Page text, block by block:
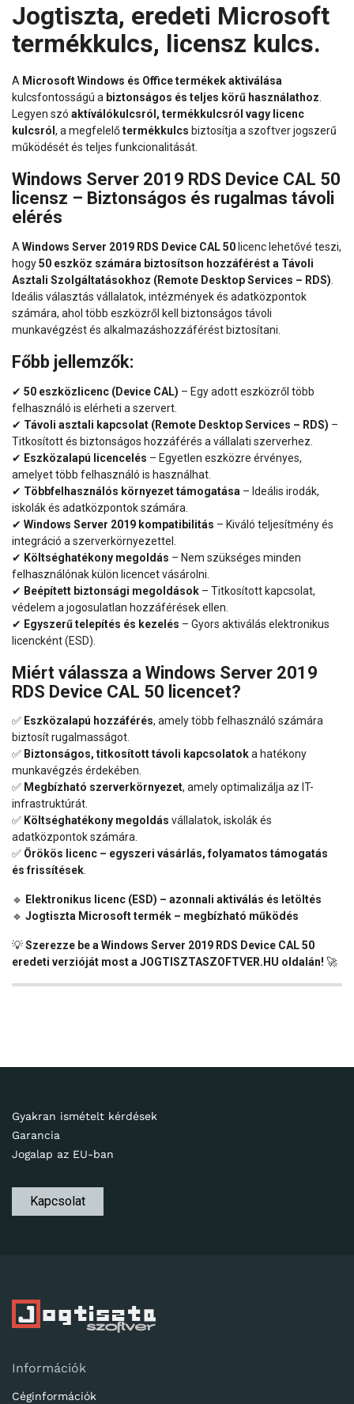
Jogtiszta, eredeti Microsoft
termékkulcs, licensz kulcs.
A Microsoft Windows és Office termékek aktiválása
kulcsfontosságú a biztonságos és teljes körű használathoz
Legyen szó aktíválókulcsról, termékkulcsról vagy licenc
kulcsról , a megfelelőtermékkulcs biztosítja a szoftver jogszerű
működését és teljes funkcionalitását.
Windows Server 2019 RDS Device CAL 50
licensz – Biztonságos és rugalmas távoli
elérés
A Windows Server 2019 RDS Device CAL 50 licenc lehetővé teszi,
hogy50 eszköz számára biztosítson hozzáférést a Távoli
Asztali Szolgáltatásokhoz (Remote Desktop Services – RDS)
Ideális választás vállalatok, intézmények és adatközpontok
számára, ahol több eszközről kell biztonságos távoli
munkavégzést és alkalmazáshozzáférést biztosítani.
Főbb jellemzők:
✔ 50 eszközlicenc (Device CAL) – Egy adott eszközről több
felhasználó is elérheti a szervert.
✔ Távoli asztali kapcsolat (Remote Desktop Services – RDS) –
Titkosított és biztonságos hozzáférés a vállalati szerverhez.
✔ Eszközalapú licencelés – Egyetlen eszközre érvényes,
amelyet több felhasználó is használhat.
✔ Többfelhasználós környezet támogatása – Ideális irodák,
iskolák és adatközpontok számára.
✔ Windows Server 2019 kompatibilitás – Kiváló teljesítmény és
integráció a szerverkörnyezettel.
✔ Költséghatékony megoldás – Nem szükséges minden
felhasználónak külön licencet vásárolni.
✔ Beépített biztonsági megoldások – Titkosított kapcsolat,
védelem a jogosulatlan hozzáférések ellen.
✔ Egyszerű telepítés és kezelés – Gyors aktiválás elektronikus
licencként (ESD).
Miért válassza a Windows Server 2019
RDS Device CAL 50 licencet?
✅ Eszközalapú hozzáférés, amely több felhasználó számára
biztosít rugalmasságot.
✅ Biztonságos, titkosított távoli kapcsolatoka hatékony
munkavégzés érdekében.
✅ Megbízható szerverkörnyezet, amely optimalizálja az IT-
infrastruktúrát.
✅ Költséghatékony megoldás vállalatok, iskolák és
adatközpontok számára.
✅ Örökös licenc – egyszeri vásárlás, folyamatos támogatás
és frissítések.
🔹 Elektronikus licenc (ESD) – azonnali aktiválás és letöltés
🔹 Jogtiszta Microsoft termék – megbízható működés
💡Szerezze be a Windows Server 2019 RDS Device CAL 50
eredeti verzióját most a JOGTISZTASZOFTVER.HU oldalán! 🚀
Gyakran ismételt kérdések
Garancia
Jogalap az EU-ban
Kapcsolat
Információk
Céginformációk